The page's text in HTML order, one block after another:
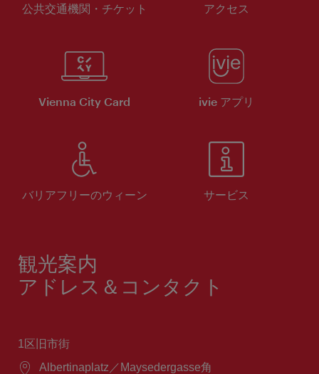
公共交通機関・チケット アクセス
Vienna City Card ivie アプリ
バリアフリーのウィーン サービス
観光案内
アドレス＆コンタクト
1区旧市街
場
Albertinaplatz／Maysedergasse角